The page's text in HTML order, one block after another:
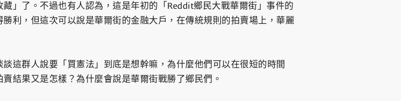
」了。不過也有人認為，這是年初的「Reddit鄉民大戰華爾街」事件的
利，但這次可以說是華爾街的金融大戶，在傳統規則的拍賣場上，華麗
這群人說要「買憲法」到底是想幹嘛，為什麼他們可以在很短的時間
結果又是怎樣？為什麼會說是華爾街戰勝了鄉民們。